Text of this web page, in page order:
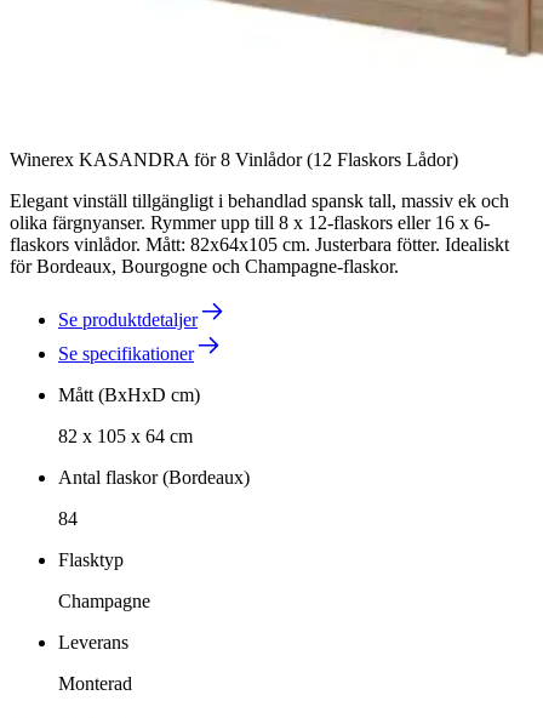
Winerex KASANDRA för 8 Vinlådor (12 Flaskors Lådor)
Elegant vinställ tillgängligt i behandlad spansk tall, massiv ek och
olika färgnyanser. Rymmer upp till 8 x 12-flaskors eller 16 x 6-
flaskors vinlådor. Mått: 82x64x105 cm. Justerbara fötter. Idealiskt
för Bordeaux, Bourgogne och Champagne-flaskor.
Se produktdetaljer
Se specifikationer
Mått (BxHxD cm)
82 x 105 x 64 cm
Antal flaskor (Bordeaux)
84
Flasktyp
Champagne
Leverans
Monterad